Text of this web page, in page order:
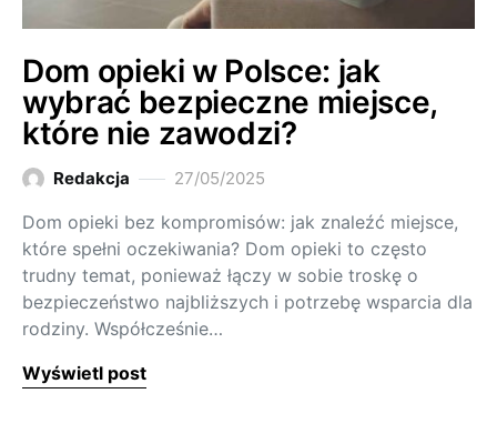
Dom opieki w Polsce: jak
wybrać bezpieczne miejsce,
które nie zawodzi?
Redakcja 27/05/2025
Dom opieki bez kompromisów: jak znaleźć miejsce,
które spełni oczekiwania? Dom opieki to często
trudny temat, ponieważ łączy w sobie troskę o
bezpieczeństwo najbliższych i potrzebę wsparcia dla
rodziny. Współcześnie…
Wyświetl post